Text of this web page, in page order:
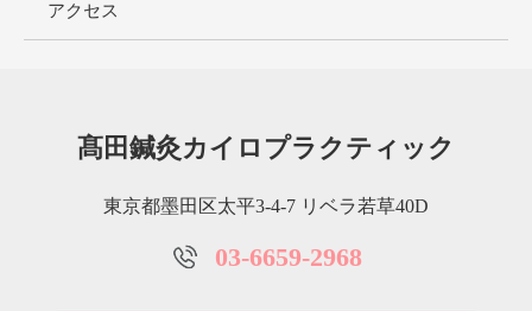
アクセス
髙田鍼灸カイロプラクティック
東京都墨田区太平3-4-7 リベラ若草40D
03-6659-2968